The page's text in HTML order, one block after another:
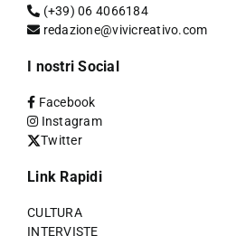
(+39) 06 4066184
redazione@vivicreativo.com
I nostri Social
Facebook
Instagram
Twitter
Link Rapidi
CULTURA
INTERVISTE